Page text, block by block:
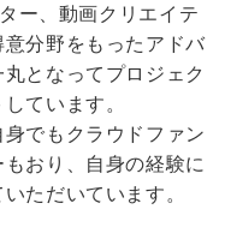
ー、動画クリエイテ
分野をもったアドバ
となってプロジェク
ています。
でもクラウドファン
おり、自身の経験に
ただいています。